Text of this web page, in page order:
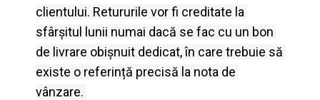
clientului. Retururile vor fi creditate la
sfârșitul lunii numai dacă se fac cu un bon
de livrare obișnuit dedicat, în care trebuie să
existe o referință precisă la nota de
vânzare.